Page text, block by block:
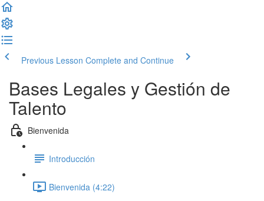
Previous Lesson Complete and Continue
Bases Legales y Gestión de
Talento
Bienvenida
Introducción
Bienvenida (4:22)